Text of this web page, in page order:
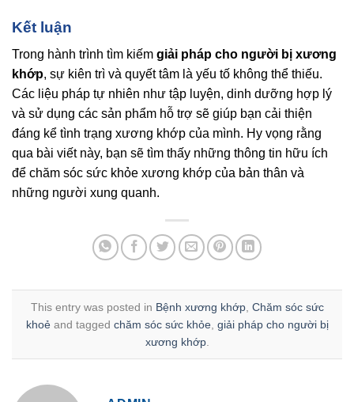
Kết luận
Trong hành trình tìm kiếm giải pháp cho người bị xương
khớp, sự kiên trì và quyết tâm là yếu tố không thể thiếu.
Các liệu pháp tự nhiên như tập luyện, dinh dưỡng hợp lý
và sử dụng các sản phẩm hỗ trợ sẽ giúp bạn cải thiện
đáng kể tình trạng xương khớp của mình. Hy vọng rằng
qua bài viết này, bạn sẽ tìm thấy những thông tin hữu ích
để chăm sóc sức khỏe xương khớp của bản thân và
những người xung quanh.
This entry was posted in Bệnh xương khớp, Chăm sóc sức
khoẻand tagged chăm sóc sức khỏe, giải pháp cho người bị
xương khớp.